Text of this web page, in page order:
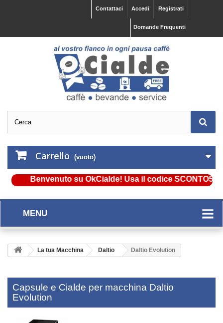
Registrati
Accedi
Contattaci
Domande Frequenti
Carrello (vuoto)
Benvenuto su OkCialde! Usa il codice SCONTO5 e
MENU
La tua Macchina Daltio Daltio Evolution
Capsule e Cialde per macchina Daltio
Evolution